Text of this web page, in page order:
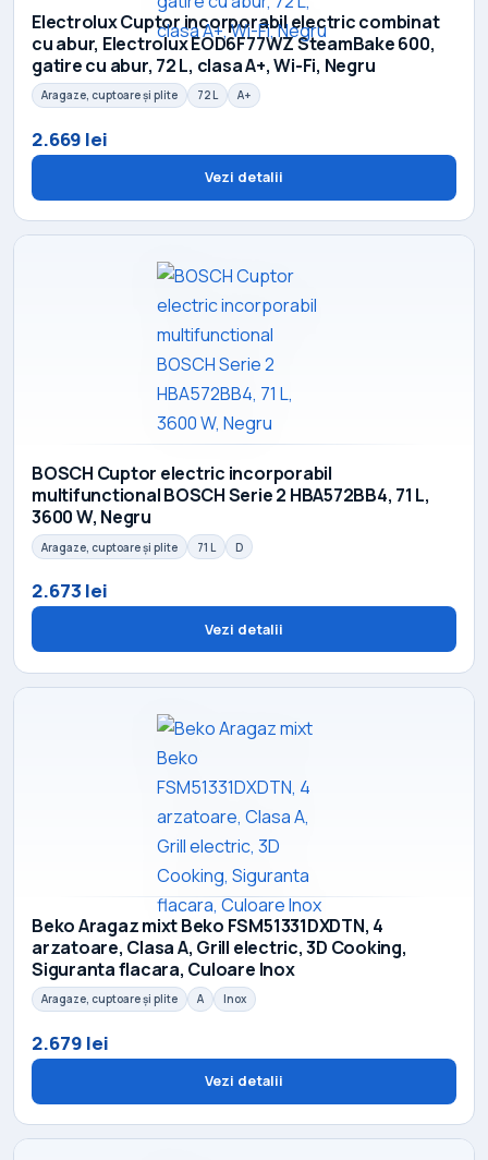
Electrolux Cuptor incorporabil electric combinat
cu abur, Electrolux EOD6F77WZ SteamBake 600,
gatire cu abur, 72 L, clasa A+, Wi-Fi, Negru
Aragaze, cuptoare și plite 72 L A+
2.669 lei
Vezi detalii
BOSCH Cuptor electric incorporabil
multifunctional BOSCH Serie 2 HBA572BB4, 71 L,
3600 W, Negru
Aragaze, cuptoare și plite 71 L D
2.673 lei
Vezi detalii
Beko Aragaz mixt Beko FSM51331DXDTN, 4
arzatoare, Clasa A, Grill electric, 3D Cooking,
Siguranta flacara, Culoare Inox
Aragaze, cuptoare și plite A Inox
2.679 lei
Vezi detalii